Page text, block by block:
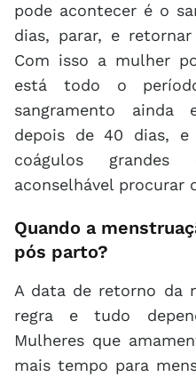
pode acontecer é o
dias, parar, e
Com isso a mulher
está todo o
sangramento ainda
depois de 40 dias, e
coágulos
aconselhável procurar
Quando a
pós parto?
A data de retorno da
regra e tudo
Mulheres que
mais tempo para